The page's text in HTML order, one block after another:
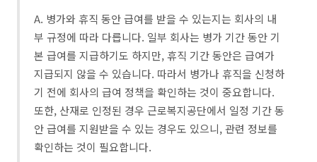
A. 병가와 휴직 동안 급여를 받을 수 있는지는 회사의 내
부 규정에 따라 다릅니다. 일부 회사는 병가 기간 동안 기
본 급여를 지급하기도 하지만, 휴직 기간 동안은 급여가
지급되지 않을 수 있습니다. 따라서 병가나 휴직을 신청하
기 전에 회사의 급여 정책을 확인하는 것이 중요합니다.
또한, 산재로 인정된 경우 근로복지공단에서 일정 기간 동
안 급여를 지원받을 수 있는 경우도 있으니, 관련 정보를
확인하는 것이 필요합니다.